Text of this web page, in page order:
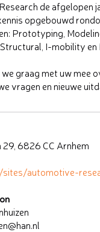
de afgelopen
opgebouwd
Prototyping,
I-mobility en
graag met uw mee
vragen en nieuwe
6826 CC Arnhem
sites/automotive-